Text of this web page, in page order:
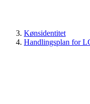
Kønsidentitet
Handlingsplan for